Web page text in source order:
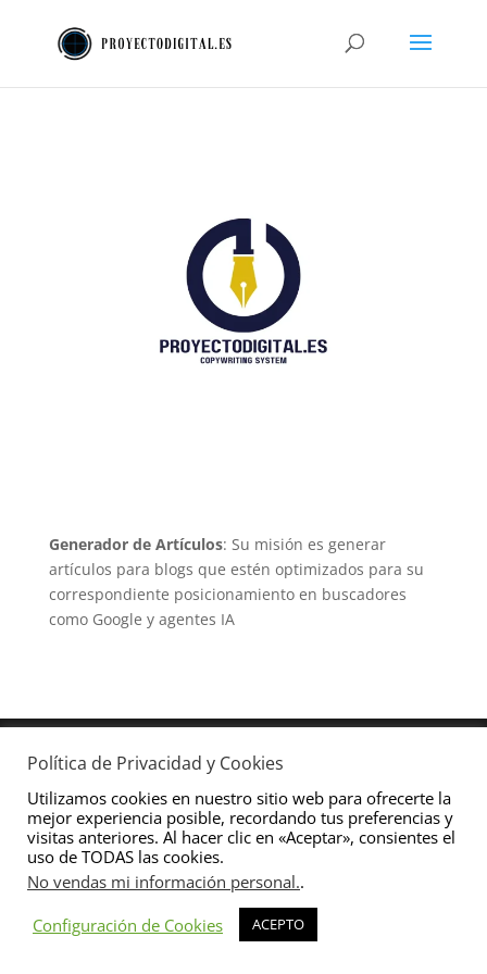
Generador de Artículos: Su misión es generar
artículos para blogs que estén optimizados para su
correspondiente posicionamiento en buscadores
como Google y agentes IA
Duma
Política de Privacidad y Cookies
Utilizamos cookies en nuestro sitio web para ofrecerte la
mejor experiencia posible, recordando tus preferencias y
visitas anteriores. Al hacer clic en «Aceptar», consientes el
uso de TODAS las cookies.
No vendas mi información personal..
Configuración de Cookies
ACEPTO